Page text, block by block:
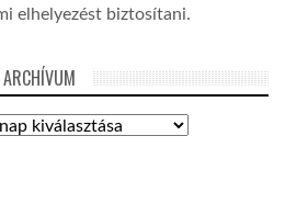
elhelyezést biztosítani.
ARCHÍVUM